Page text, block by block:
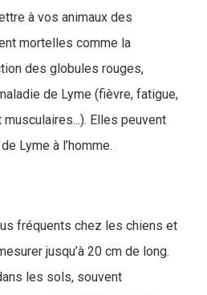
à vos animaux des
mortelles comme la
des globules rouges,
de Lyme (fièvre, fatigue,
Elles peuvent
Lyme à l’homme.
fréquents chez les chiens et
jusqu’à 20 cm de long.
les sols, souvent